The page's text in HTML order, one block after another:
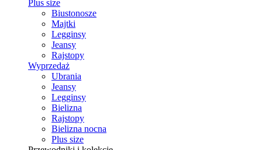
Plus size
Biustonosze
Majtki
Legginsy
Jeansy
Rajstopy
Wyprzedaż
Ubrania
Jeansy
Legginsy
Bielizna
Rajstopy
Bielizna nocna
Plus size